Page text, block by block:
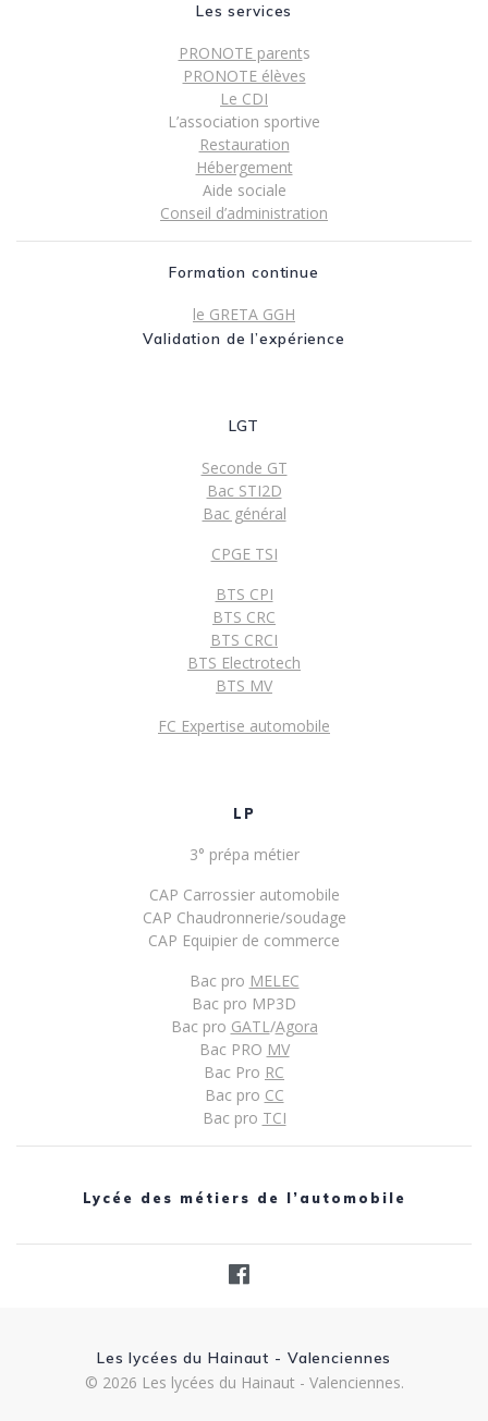
Les services
PRONOTE parents
PRONOTE élèves
Le CDI
L’association sportive
Restauration
Hébergement
Aide sociale
Conseil d’administration
Formation continue
le GRETA GGH
Validation de l’expérience
LGT
Seconde GT
Bac STI2D
Bac général
CPGE TSI
BTS CPI
BTS CRC
BTS CRCI
BTS Electrotech
BTS MV
FC Expertise automobile
LP
3° prépa métier
CAP Carrossier automobile
CAP Chaudronnerie/soudage
CAP Equipier de commerce
Bac pro MELEC
Bac pro MP3D
Bac pro GATL/Agora
Bac PRO MV
Bac Pro RC
Bac pro CC
Bac pro TCI
Lycée des métiers de l’automobile
Les lycées du Hainaut - Valenciennes
© 2026 Les lycées du Hainaut - Valenciennes.